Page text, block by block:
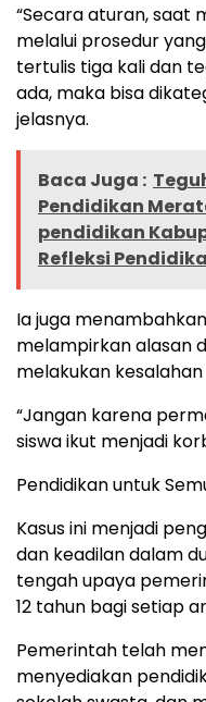
“Secara aturan, saat
melalui prosedur
tertulis tiga kali dan
ada, maka bisa
jelasnya.
Baca Juga :
Pendidikan
pendidikan
Refleksi
Ia juga
melampirkan alasan
melakukan
“Jangan karena
siswa ikut menjadi
Pendidikan untuk
Kasus ini menjadi
dan keadilan dalam
tengah upaya
12 tahun bagi setiap
Pemerintah telah
menyediakan